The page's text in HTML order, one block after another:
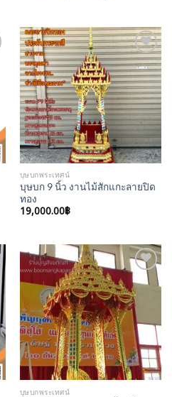
Add to
Wishlist
บุษบกพระเทศน์
บุษบก 9 นิ้ว งานไม้สักแกะลายปิด
ทอง
19,000.00฿
Add to
Wishlist
บุษบกพระเทศน์